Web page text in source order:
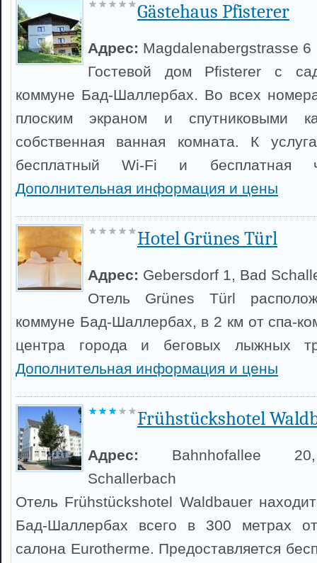
Gästehaus Pfisterer
Адрес: Magdalenabergstrasse 6
Гостевой дом Pfisterer с
коммуне Бад-Шаллербах. Во всех
плоским экраном и спутниковыми
собственная ванная комната. К
бесплатный Wi-Fi и бесплатная
Дополнительная информация и цены
Hotel Grünes Türl
Адрес: Gebersdorf 1, Bad
Отель Grünes Türl
коммуне Бад-Шаллербах, в 2 км от спа-
центра города и беговых лыжных
Дополнительная информация и цены
Frühstückshotel
Адрес: Bahnhofallee
Schallerbach
Отель Frühstückshotel Waldbauer
Бад-Шаллербах всего в 300 метрах
салона Eurotherme. Предоставляется